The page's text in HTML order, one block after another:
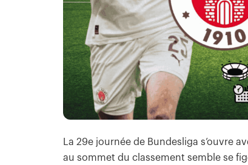
La 29e journée de Bundesliga s’ouvre
au sommet du classement semble se